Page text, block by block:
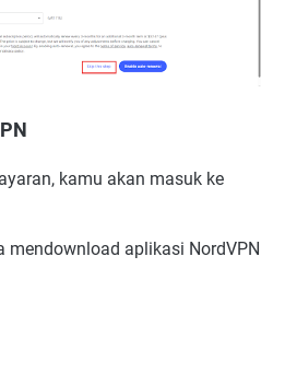
kamu akan masuk ke
mendownload aplikasi NordVPN